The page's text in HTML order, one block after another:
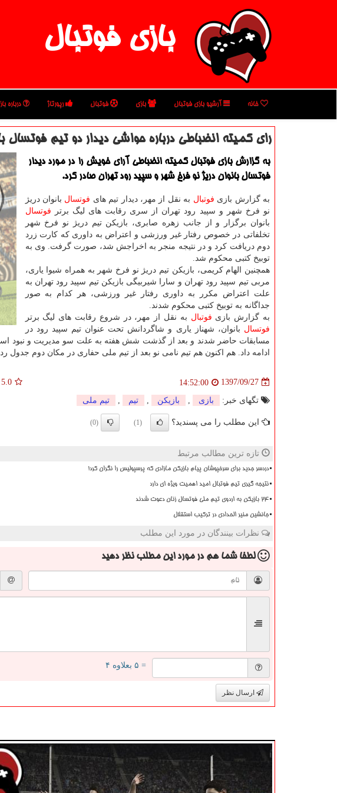
بازی فوتبال
خانه آرشیو بازی فوتبال بازی فوتبال رپورتاژ درباره
رای كمیته انضباطی درباره حواشی دیدار دو تیم فوتسال
به گزارش بازی فوتبال كمیته انضباطی آرای خویش را در مورد دیدار
فوتسال بانوان دریژ نو فرخ شهر و سپید رود تهران صادر كرد.
به گزارش بازی فوتبال به نقل از مهر، دیدار تیم های فوتسال بانوان دریژ
نو فرخ شهر و سپید رود تهران از سری رقابت های لیگ برتر فوتسال
بانوان برگزار و از جانب زهره صابری، بازیكن تیم دریژ نو فرخ شهر
تخلفاتی در خصوص رفتار غیر ورزشی و اعتراض به داوری كه كارت زرد
دوم دریافت كرد و در نتیجه منجر به اخراجش شد، صورت گرفت. وی به
توبیخ كتبی محكوم شد.
همچنین الهام كریمی، بازیكن تیم دریژ نو فرخ شهر به همراه شیوا یاری،
مربی تیم سپید رود تهران و سارا شیربیگی بازیكن تیم سپید رود تهران به
علت اعتراض مكرر به داوری رفتار غیر ورزشی، هر كدام به صور
جداگانه به توبیخ كتبی محكوم شدند.
به گزارش بازی فوتبال به نقل از مهر، در شروع رقابت های لیگ برتر
فوتسال بانوان، شهناز یاری و شاگردانش تحت عنوان تیم سپید رود در
مسابقات حاضر شدند و بعد از گذشت شش هفته به علت سو مدیریت و نبود
ادامه داد. هم اكنون هم تیم نامی نو بعد از تیم ملی حفاری در مكان دوم جدول
1397/09/27
14:52:00
5.0
تگهای خبر: بازی بازیكن تیم تیم ملی
این مطلب را می پسندید؟ (1)
(0)
تازه ترین مطالب مرتبط
دردسر جدید برای سرخپوشان پیام بازیکن مازادی که پرسپولیس را نگران کرد!
نتیجه گیری تیم فوتبال امید اهمیت ویژه ای دارد
۲۴ بازیکن به اردوی تیم ملی فوتسال زنان دعوت شدند
جانشین منیر الحدادی در ترکیب استقلال
نظرات بینندگان در مورد این مطلب
لطفا شما همدر مورد این مطلب نظر دهید
= ۵ بعلاوه ۴
ارسال نظر